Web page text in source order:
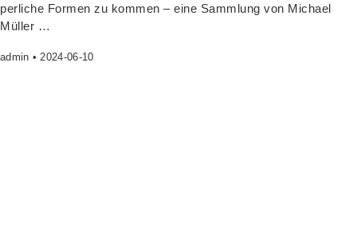
per­li­che For­men zu kom­men – eine Samm­lung von Micha­el
Müller …
admin 2024-06-10